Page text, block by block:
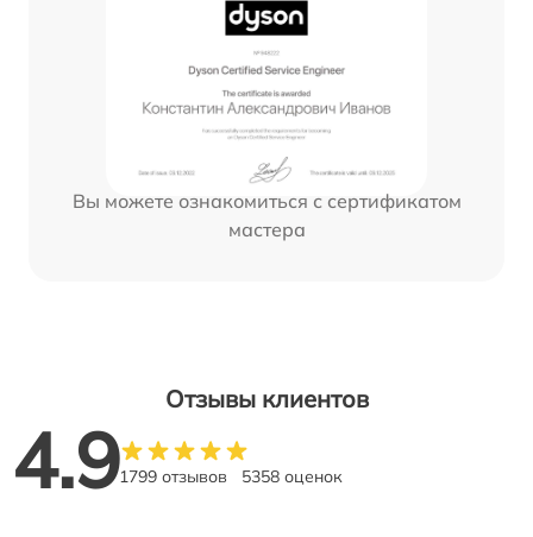
Вы можете ознакомиться с сертификатом
мастера
Отзывы клиентов
4.91799 отзывов 5358 оценок